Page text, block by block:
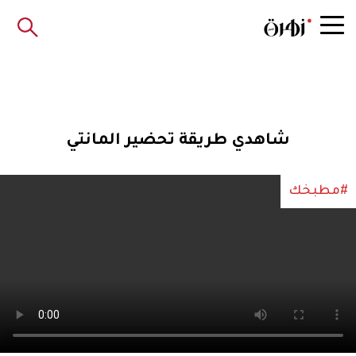
شاهدي طريقة تحضير المانتي
#مطبخك